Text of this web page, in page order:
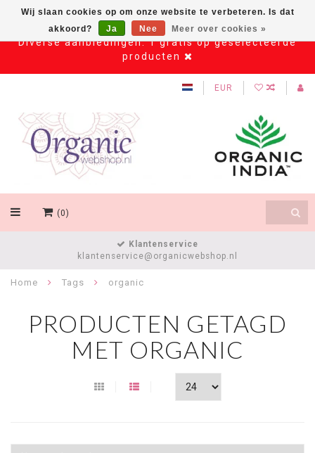
Diverse aanbiedingen: 1 gratis op geselecteerde
producten
EUR
(0)
Klantenservice
klantenservice@organicwebshop.nl
Home Tags organic
PRODUCTEN GETAGD
MET ORGANIC
Wij slaan cookies op om onze website te verbeteren. Is dat
akkoord?
Ja Nee Meer over cookies »